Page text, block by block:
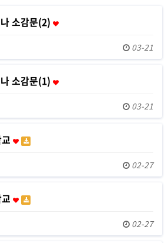
소감문(2)
03-21
소감문(1)
03-21
02-27
02-27